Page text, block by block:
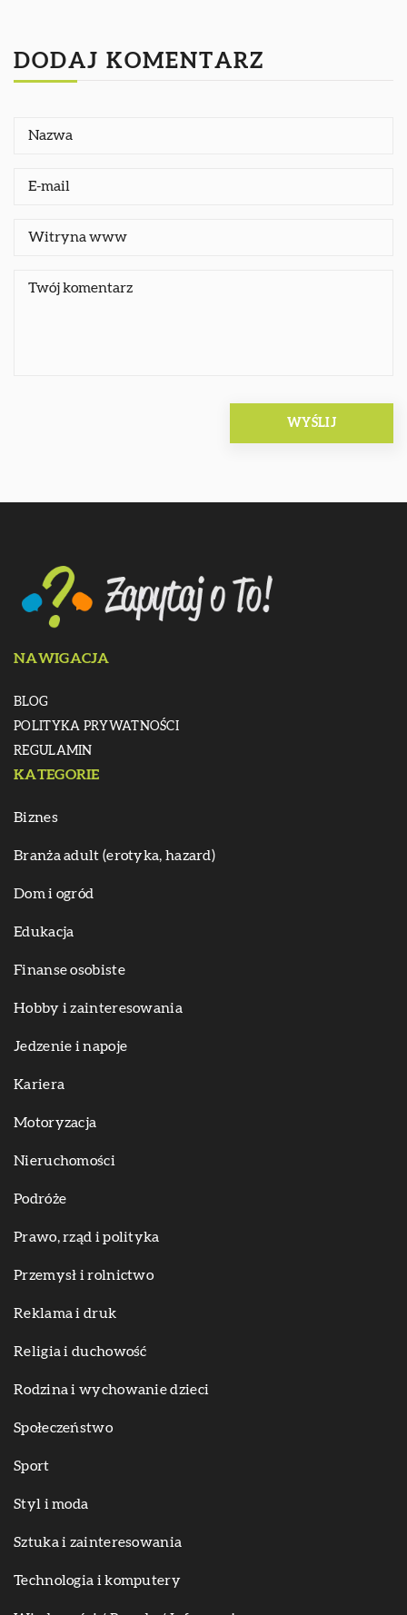
DODAJ KOMENTARZ
NAWIGACJA
BLOG
POLITYKA PRYWATNOŚCI
REGULAMIN
KATEGORIE
Biznes
Branża adult (erotyka, hazard)
Dom i ogród
Edukacja
Finanse osobiste
Hobby i zainteresowania
Jedzenie i napoje
Kariera
Motoryzacja
Nieruchomości
Podróże
Prawo, rząd i polityka
Przemysł i rolnictwo
Reklama i druk
Religia i duchowość
Rodzina i wychowanie dzieci
Społeczeństwo
Sport
Styl i moda
Sztuka i zainteresowania
Technologia i komputery